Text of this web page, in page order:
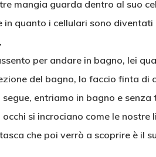
mangia guarda dentro al suo
in quanto i cellulari sono
per andare in bagno, lei
del bagno, Io faccio finta di
entriamo in bagno e
si incrociano come le nostre
che poi verrò a scoprire è il